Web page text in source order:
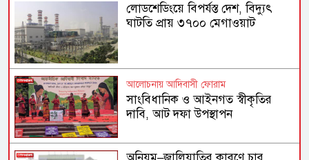
লোডশেডিংয়ে বিপর্যস্ত দেশ, বিদ্যুৎ
ঘাটতি প্রায় ৩৭০০ মেগাওয়াট
আলোচনায় আদিবাসী ফোরাম
সাংবিধানিক ও আইনগত স্বীকৃতির
দাবি, আট দফা উপস্থাপন